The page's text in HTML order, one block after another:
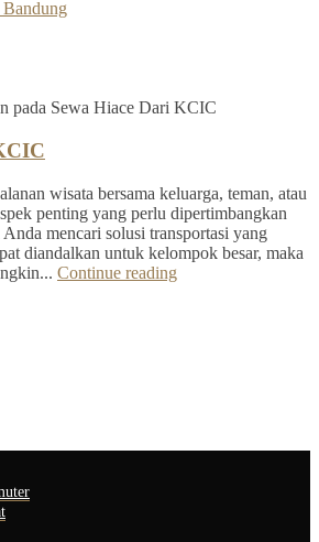
pada Sewa Hiace Dari KCIC
wisata bersama keluarga, teman, atau
penting yang perlu dipertimbangkan
mencari solusi transportasi yang
diandalkan untuk kelompok besar, maka
Continue reading